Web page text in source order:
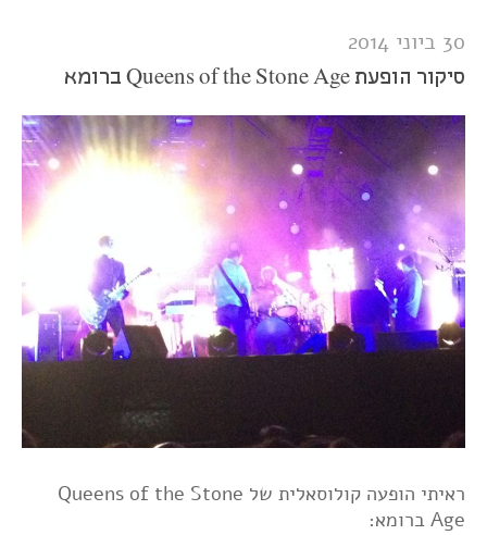
30 ביוני 2014
סיקור הופעת Queens of the Stone Age ברומא
ראיתי הופעה קולוסאלית של Queens of the Stone
Age ברומא: